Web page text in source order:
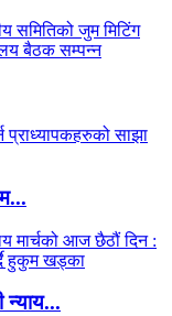
न्याय...